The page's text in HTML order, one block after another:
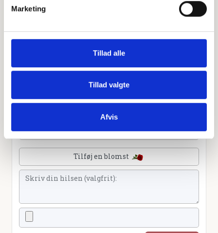
Marketing
Tillad alle
Tillad valgte
Afvis
kan tænde et lys, skrive et mindeord,
dele billeder og video eller blot sende et hjerte eller en
Tænd et lys
Tilføj et hjerte
Tilføj en blomst